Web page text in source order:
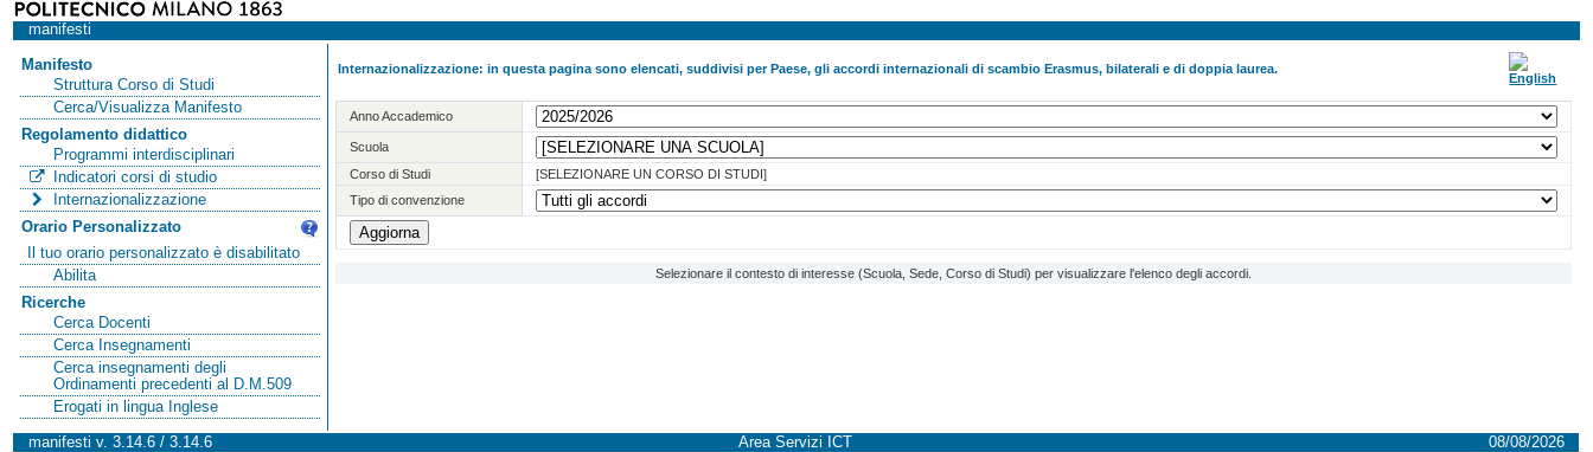
manifesti
Manifesto
Struttura Corso di Studi
Cerca/Visualizza Manifesto
Regolamento didattico
Programmi interdisciplinari
Indicatori corsi di studio
Internazionalizzazione
Orario Personalizzato
Il tuo orario personalizzato è disabilitato
Abilita
Ricerche
Cerca Docenti
Cerca Insegnamenti
Cerca insegnamenti degli
Ordinamenti precedenti al D.M.509
Erogati in lingua Inglese
Internazionalizzazione: in questa pagina sono elencati, suddivisi per Paese, gli accordi internazionali di scambio Erasmus, bilaterali e di doppia laurea.
Anno Accademico
Scuola
Corso di Studi
[SELEZIONARE UN CORSO DI STUDI]
Tipo di convenzione
Selezionare il contesto di interesse (Scuola, Sede, Corso di Studi) per visualizzare l'elenco degli accordi.
manifesti v. 3.14.6 / 3.14.6 Area Servizi ICT 08/08/2026